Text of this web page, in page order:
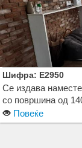
Шифра: E2950
Се издава
со површина од
Повеќе